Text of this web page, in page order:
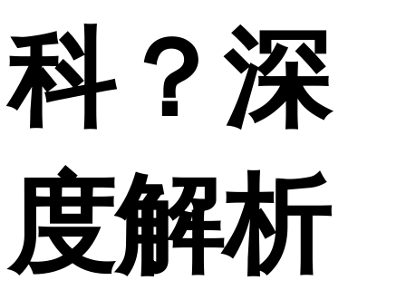
科？深
度解析